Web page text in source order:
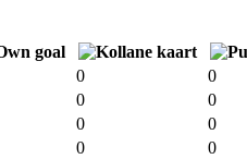
0
0
0
0
0
0
0
0